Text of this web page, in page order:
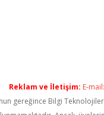
Reklam ve İletişim: E-mail:
gereğince Bilgi